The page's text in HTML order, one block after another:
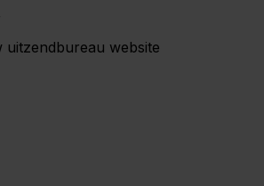
uitzendbureau website